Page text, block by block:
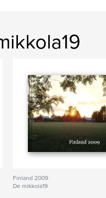
Finland 2009
De mikkola19